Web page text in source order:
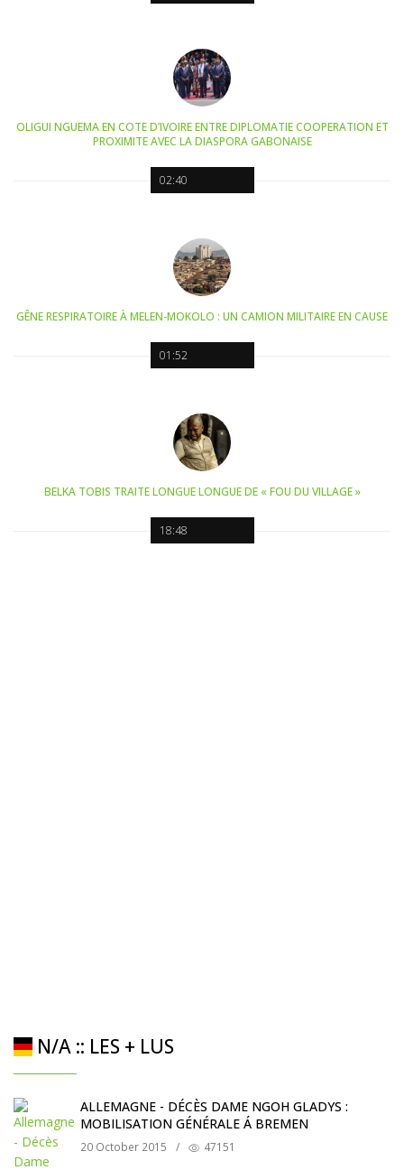
02:40
OLIGUI NGUEMA EN COTE D’IVOIRE ENTRE DIPLOMATIE COOPERATION ET
PROXIMITE AVEC LA DIASPORA GABONAISE
01:52
GÊNE RESPIRATOIRE À MELEN-MOKOLO : UN CAMION MILITAIRE EN CAUSE
18:48
BELKA TOBIS TRAITE LONGUE LONGUE DE « FOU DU VILLAGE »
N/A :: LES + LUS
ALLEMAGNE - DÉCÈS DAME NGOH GLADYS :
MOBILISATION GÉNÉRALE Á BREMEN
20 October 2015 / 47151